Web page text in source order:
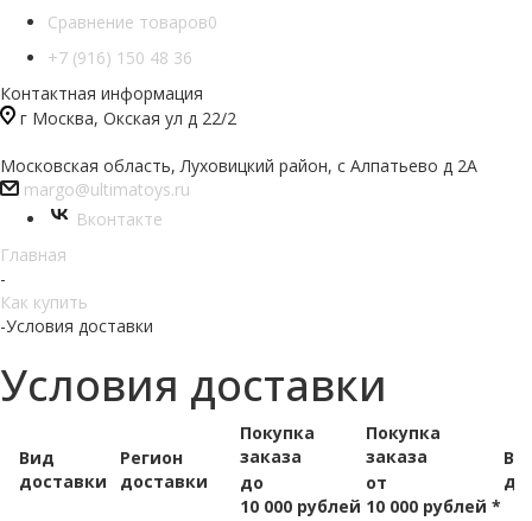
Сравнение товаров0
+7 (916) 150 48 36
Контактная информация
г Москва, Окская ул д 22/2
Московская область, Луховицкий район, с Алпатьево д 2А
margo@ultimatoys.ru
Вконтакте
Главная
-
Как купить
-Условия доставки
Условия доставки
Вид
доставки
Регион
доставки
Покупка
заказа
Покупка
заказа
до
10 000 рублей
от
10 000 рублей *